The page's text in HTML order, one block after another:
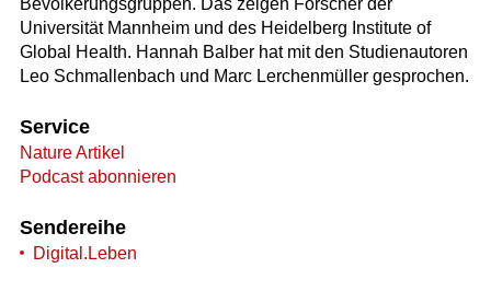
Bevölkerungsgruppen. Das zeigen Forscher der
Universität Mannheim und des Heidelberg Institute of
Global Health. Hannah Balber hat mit den Studienautoren
Leo Schmallenbach und Marc Lerchenmüller gesprochen.
Service
Nature Artikel
Podcast abonnieren
Sendereihe
Digital.Leben